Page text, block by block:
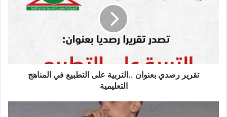
تقرير رصدي بعنوان ..التربية على التطبيع في المناهج
التعليمية